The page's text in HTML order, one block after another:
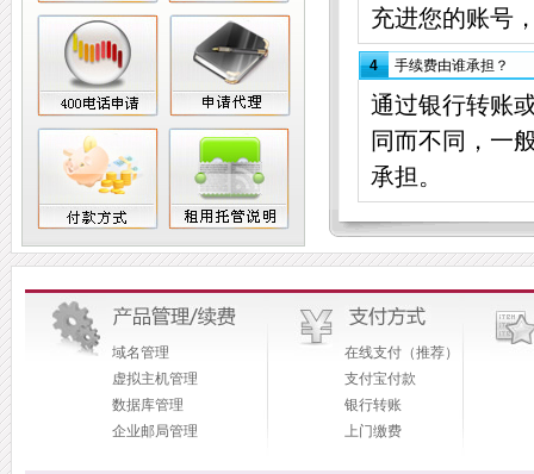
充进您的账号
4 手续费由谁承担？
通过银行转账
同而不同，一
承担。
域名管理
虚拟主机管理
数据库管理
企业邮局管理
在线支付（推荐）
支付宝付款
银行转账
上门缴费